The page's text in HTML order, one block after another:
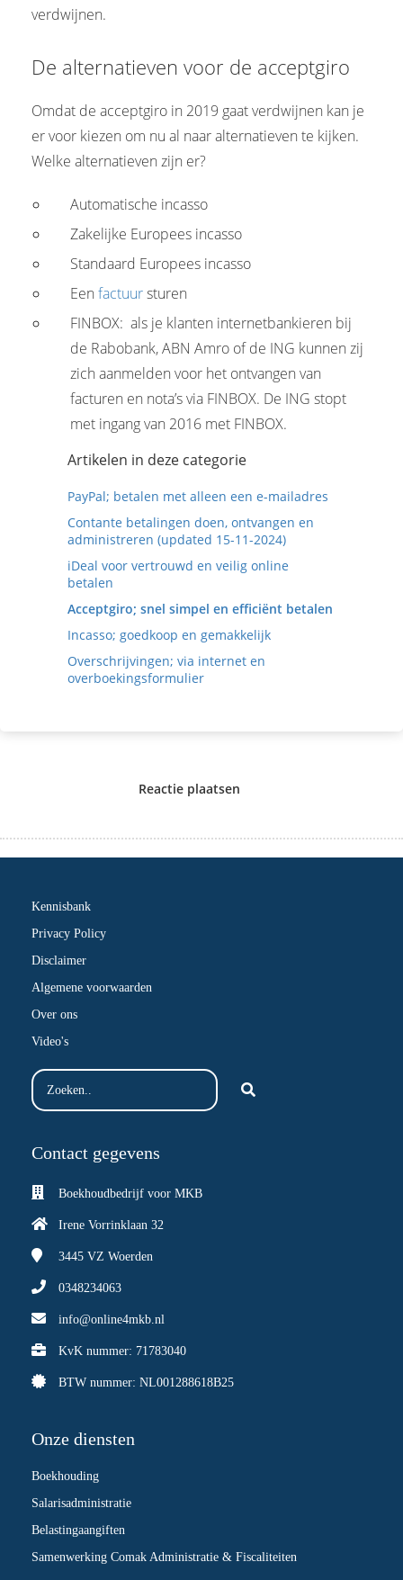
verdwijnen.
De alternatieven voor de acceptgiro
Omdat de acceptgiro in 2019 gaat verdwijnen kan je
er voor kiezen om nu al naar alternatieven te kijken.
Welke alternatieven zijn er?
Automatische incasso
Zakelijke Europees incasso
Standaard Europees incasso
Eenfactuursturen
FINBOX: als je klanten internetbankieren bij
de Rabobank, ABN Amro of de ING kunnen zij
zich aanmelden voor het ontvangen van
facturen en nota’s via FINBOX. De ING stopt
met ingang van 2016 met FINBOX.
Artikelen in deze categorie
PayPal; betalen met alleen een e-mailadres
Contante betalingen doen, ontvangen en
administreren (updated 15-11-2024)
iDeal voor vertrouwd en veilig online
betalen
Acceptgiro; snel simpel en efficiënt betalen
Incasso; goedkoop en gemakkelijk
Overschrijvingen; via internet en
overboekingsformulier
Reactie plaatsen
Kennisbank
Privacy Policy
Disclaimer
Algemene voorwaarden
Over ons
Video's
Contact gegevens
Boekhoudbedrijf voor MKB
Irene Vorrinklaan 32
3445 VZ Woerden
0348234063
info@online4mkb.nl
KvK nummer: 71783040
BTW nummer: NL001288618B25
Onze diensten
Boekhouding
Salarisadministratie
Belastingaangiften
Samenwerking Comak Administratie & Fiscaliteiten